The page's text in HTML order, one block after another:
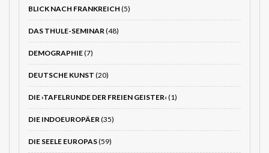
BLICK NACH FRANKREICH (5)
DAS THULE-SEMINAR (48)
DEMOGRAPHIE(7)
DEUTSCHE KUNST (20)
DIE ›TAFELRUNDE DER FREIEN GEISTER‹(1)
DIE INDOEUROPÄER (35)
DIE SEELE EUROPAS(59)